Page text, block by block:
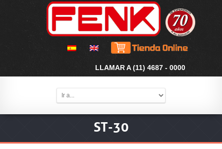
LLAMAR A (11) 4687 - 0000
ST-30